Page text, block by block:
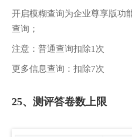
开启模糊查询为企业尊享版功
查询；
注意：普通查询扣除1次
更多信息查询：扣除7次
25、测评答卷数上限